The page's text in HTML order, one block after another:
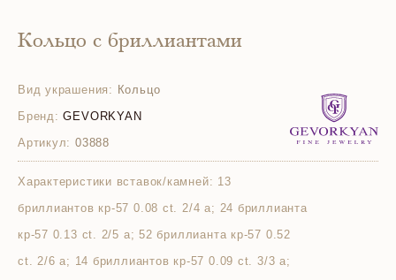
Кольцо с бриллиантами
Вид украшения: Кольцо
Бренд: GEVORKYAN
Артикул: 03888
Характеристики вставок/камней: 13
бриллиантов кр-57 0.08 ct. 2/4 а; 24 бриллианта
кр-57 0.13 ct. 2/5 а; 52 бриллианта кр-57 0.52
ct. 2/6 а; 14 бриллиантов кр-57 0.09 ct. 3/3 а;